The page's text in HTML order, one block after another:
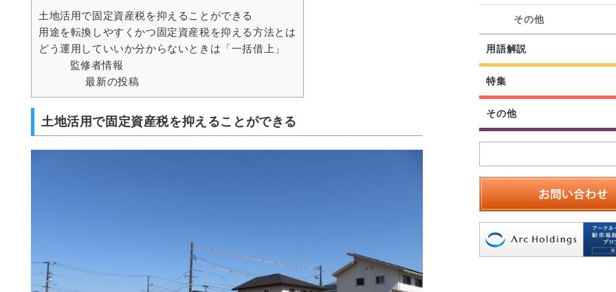
土地活用で固定資産税を抑えることができる
用途を転換しやすくかつ固定資産税を抑える方法とは
どう運用していいか分からないときは「一括借上」
監修者情報
最新の投稿
土地活用で固定資産税を抑えることができる
その他
用語解説
特集
その他